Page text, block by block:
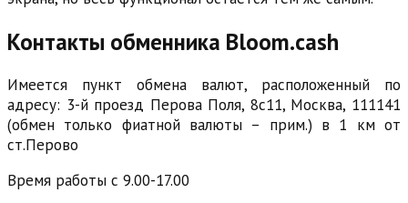
Контакты обменника Bloom.cash
Имеется пункт обмена валют, расположенный по
адресу: 3-й проезд Перова Поля, 8с11, Москва, 111141
(обмен только фиатной валюты – прим.) в 1 км от
ст.Перово
Время работы с 9.00-17.00